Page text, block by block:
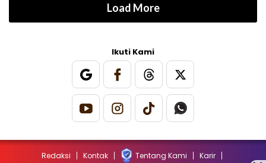
Load More
Ikuti Kami
Redaksi Kontak Tentang Kami Karir